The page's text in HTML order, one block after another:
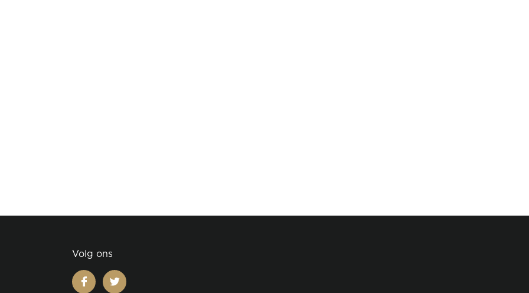
Volg ons
facebooktwitter